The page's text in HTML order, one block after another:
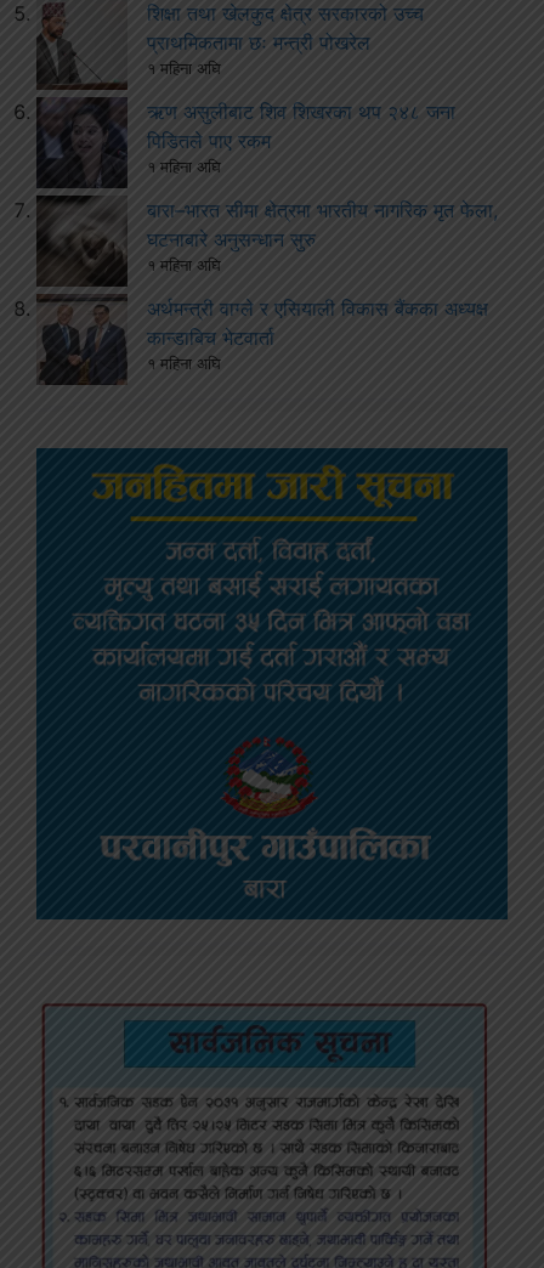
शिक्षा तथा खेलकुद क्षेत्र सरकारको उच्च
प्राथमिकतामा छः मन्त्री पोखरेल
१ महिना अघि
ऋण असुलीबाट शिव शिखरका थप २४८ जना
पिडितले पाए रकम
१ महिना अघि
बारा–भारत सीमा क्षेत्रमा भारतीय नागरिक मृत फेला,
घटनाबारे अनुसन्धान सुरु
१ महिना अघि
अर्थमन्त्री वाग्ले र एसियाली विकास बैंकका अध्यक्ष
कान्डाबिच भेटवार्ता
१ महिना अघि